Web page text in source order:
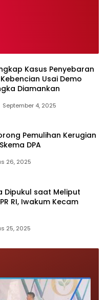
Kasus Penyebaran
Usai Demo
Diamankan
September 4, 2025
Pemulihan Kerugian
DPA
26, 2025
Dipukul saat Meliput
RI, Iwakum Kecam
25, 2025